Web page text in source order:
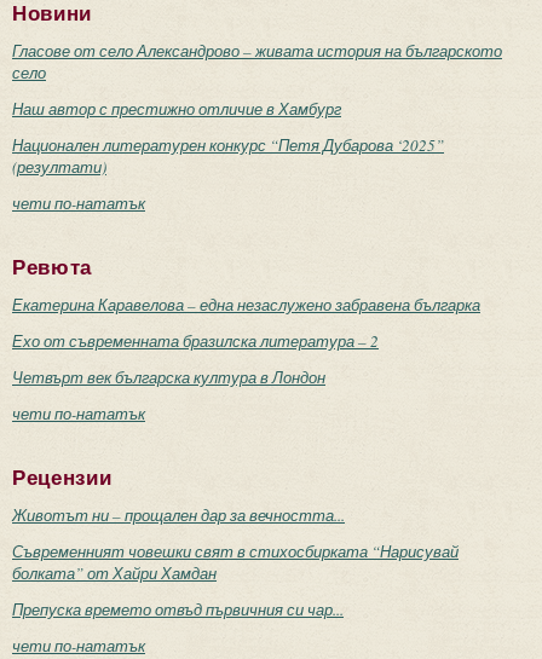
Новини
Гласове от село Александрово – живата история на българското
село
Наш автор с престижно отличие в Хамбург
Национален литературен конкурс “Петя Дубарова ‘2025”
(резултати)
чети по-нататък
Ревюта
Екатерина Каравелова – една незаслужено забравена българка
Ехо от съвременната бразилска литература – 2
Четвърт век българска култура в Лондон
чети по-нататък
Рецензии
Животът ни – прощален дар за вечността...
Съвременният човешки свят в стихосбирката “Нарисувай
болката” от Хайри Хамдан
Препуска времето отвъд първичния си чар...
чети по-нататък